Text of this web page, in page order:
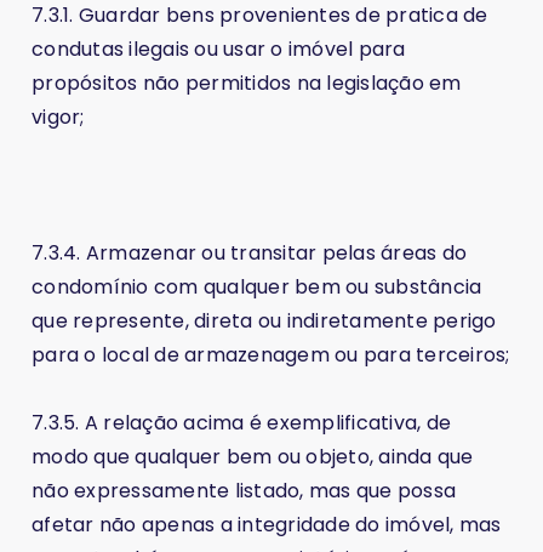
7.3.1. Guardar bens provenientes de pratica de
condutas ilegais ou usar o imóvel para
propósitos não permitidos na legislação em
vigor;
7.3.4. Armazenar ou transitar pelas áreas do
condomínio com qualquer bem ou substância
que represente, direta ou indiretamente perigo
para o local de armazenagem ou para terceiros;
7.3.5. A relação acima é exemplificativa, de
modo que qualquer bem ou objeto, ainda que
não expressamente listado, mas que possa
afetar não apenas a integridade do imóvel, mas